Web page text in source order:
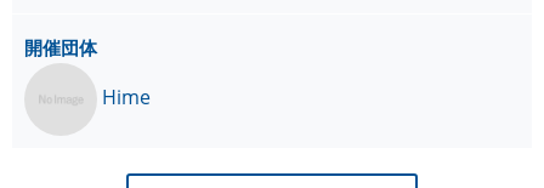
開催団体
Hime